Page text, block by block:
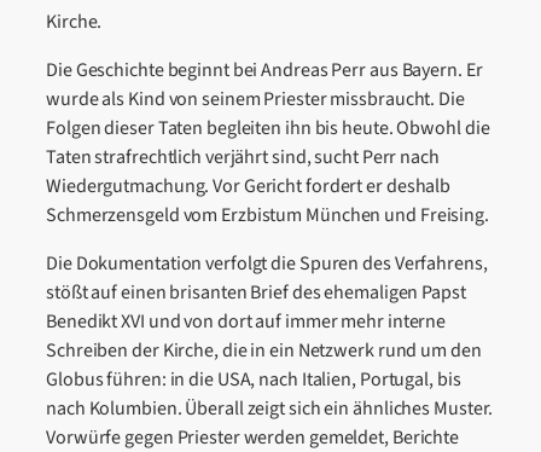
Kirche.
Die Geschichte beginnt bei Andreas Perr aus Bayern. Er
wurde als Kind von seinem Priester missbraucht. Die
Folgen dieser Taten begleiten ihn bis heute. Obwohl die
Taten strafrechtlich verjährt sind, sucht Perr nach
Wiedergutmachung. Vor Gericht fordert er deshalb
Schmerzensgeld vom Erzbistum München und Freising.
Die Dokumentation verfolgt die Spuren des Verfahrens,
stößt auf einen brisanten Brief des ehemaligen Papst
Benedikt XVI und von dort auf immer mehr interne
Schreiben der Kirche, die in ein Netzwerk rund um den
Globus führen: in die USA, nach Italien, Portugal, bis
nach Kolumbien. Überall zeigt sich ein ähnliches Muster.
Vorwürfe gegen Priester werden gemeldet, Berichte